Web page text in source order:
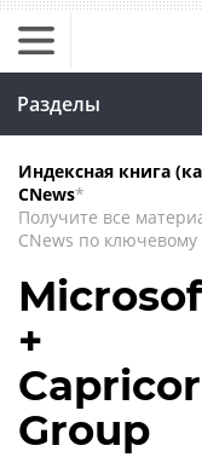
Разделы
Индексная книга
CNews*
Получите все
CNews по ключевому
+
Group